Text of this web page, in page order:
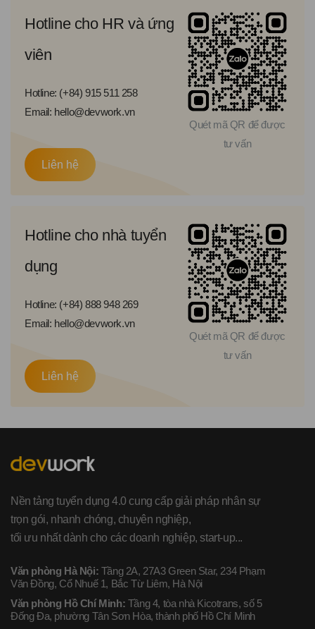
Hotline cho HR và ứng
viên
Hotline: (+84) 915 511 258
Email: hello@devwork.vn
Liên hệ
Quét mã QR để được
tư vấn
Hotline cho nhà tuyển
dụng
Hotline: (+84) 888 948 269
Email: hello@devwork.vn
Liên hệ
Quét mã QR để được
tư vấn
Nền tảng tuyển dụng 4.0 cung cấp giải pháp nhân sự
trọn gói, nhanh chóng, chuyên nghiệp,
tối ưu nhất dành cho các doanh nghiệp, start-up...
Văn phòng Hà Nội: Tầng 2A, 27A3 Green Star, 234 Phạm
Văn Đồng, Cổ Nhuế 1, Bắc Từ Liêm, Hà Nội
Văn phòng Hồ Chí Minh: Tầng 4, tòa nhà Kicotrans, số 5
Đống Đa, phường Tân Sơn Hòa, thành phố Hồ Chí Minh